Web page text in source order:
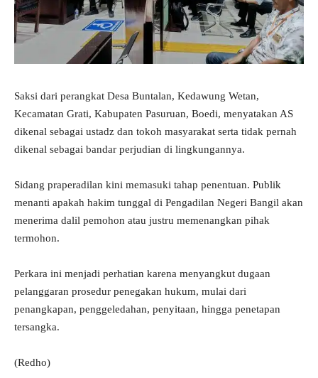
Saksi dari perangkat Desa Buntalan, Kedawung Wetan,
Kecamatan Grati, Kabupaten Pasuruan, Boedi, menyatakan AS
dikenal sebagai ustadz dan tokoh masyarakat serta tidak pernah
dikenal sebagai bandar perjudian di lingkungannya.
Sidang praperadilan kini memasuki tahap penentuan. Publik
menanti apakah hakim tunggal di Pengadilan Negeri Bangil akan
menerima dalil pemohon atau justru memenangkan pihak
termohon.
Perkara ini menjadi perhatian karena menyangkut dugaan
pelanggaran prosedur penegakan hukum, mulai dari
penangkapan, penggeledahan, penyitaan, hingga penetapan
tersangka.
(Redho)